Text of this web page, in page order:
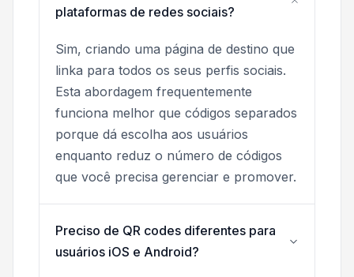
plataformas de redes sociais?
Sim, criando uma página de destino que
linka para todos os seus perfis sociais.
Esta abordagem frequentemente
funciona melhor que códigos separados
porque dá escolha aos usuários
enquanto reduz o número de códigos
que você precisa gerenciar e promover.
Preciso de QR codes diferentes para
usuários iOS e Android?